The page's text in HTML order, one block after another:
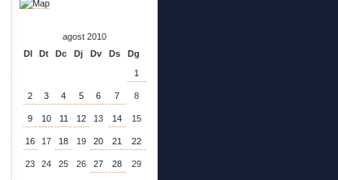
agost 2010
Dl
Dt Dc Dj Dv Ds
Dg
1
2 3 4 5 6 7 8
9 10 11 12 13 14 15
16 17 18 19 20 21 22
23 24 25 26 27 28 29